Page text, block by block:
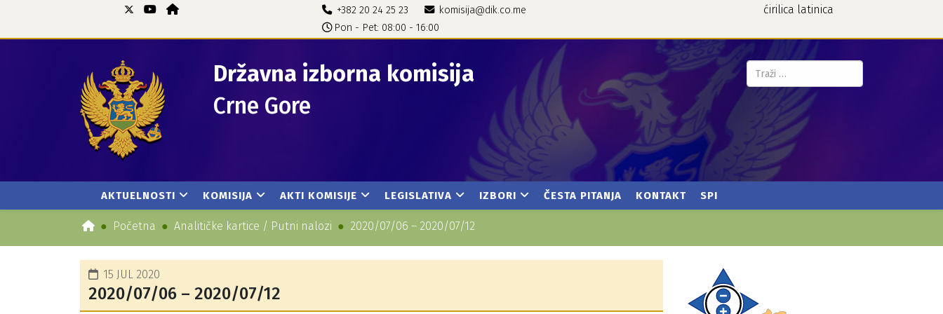
+382 20 24 25 23
komisija@dik.co.me
Pon - Pet: 08:00 - 16:00
ćirilica latinica
Državna izborna komisija
Crne Gore
Pretraga...
AKTUELNOSTI KOMISIJA AKTI KOMISIJE LEGISLATIVA IZBORI ČESTA PITANJA KONTAKT SPI
Početna Analitičke kartice / Putni nalozi 2020/07/06 – 2020/07/12
15 JUL 2020
2020/07/06 – 2020/07/12